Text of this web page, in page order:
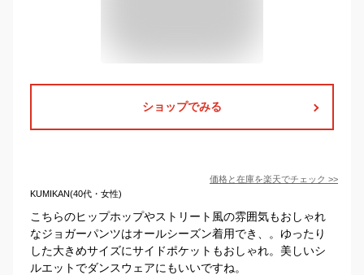
ショップでみる
価格と在庫を楽天でチェック >>
KUMIKAN(40代・女性)
こちらのヒップホップやストリート風の雰囲気もおしゃれ
なジョガーパンツはオールシーズン着用でき、。ゆったり
した大きめサイズにサイドポケットもおしゃれ。美しいシ
ルエットでダンスウェアにもいいですね。